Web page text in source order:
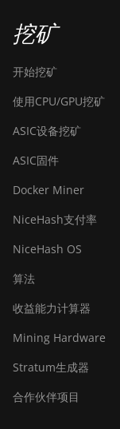
挖矿
开始挖矿
使用CPU/GPU挖矿
ASIC设备挖矿
ASIC固件
Docker Miner
NiceHash支付率
NiceHash OS
算法
收益能力计算器
Mining Hardware
Stratum生成器
合作伙伴项目